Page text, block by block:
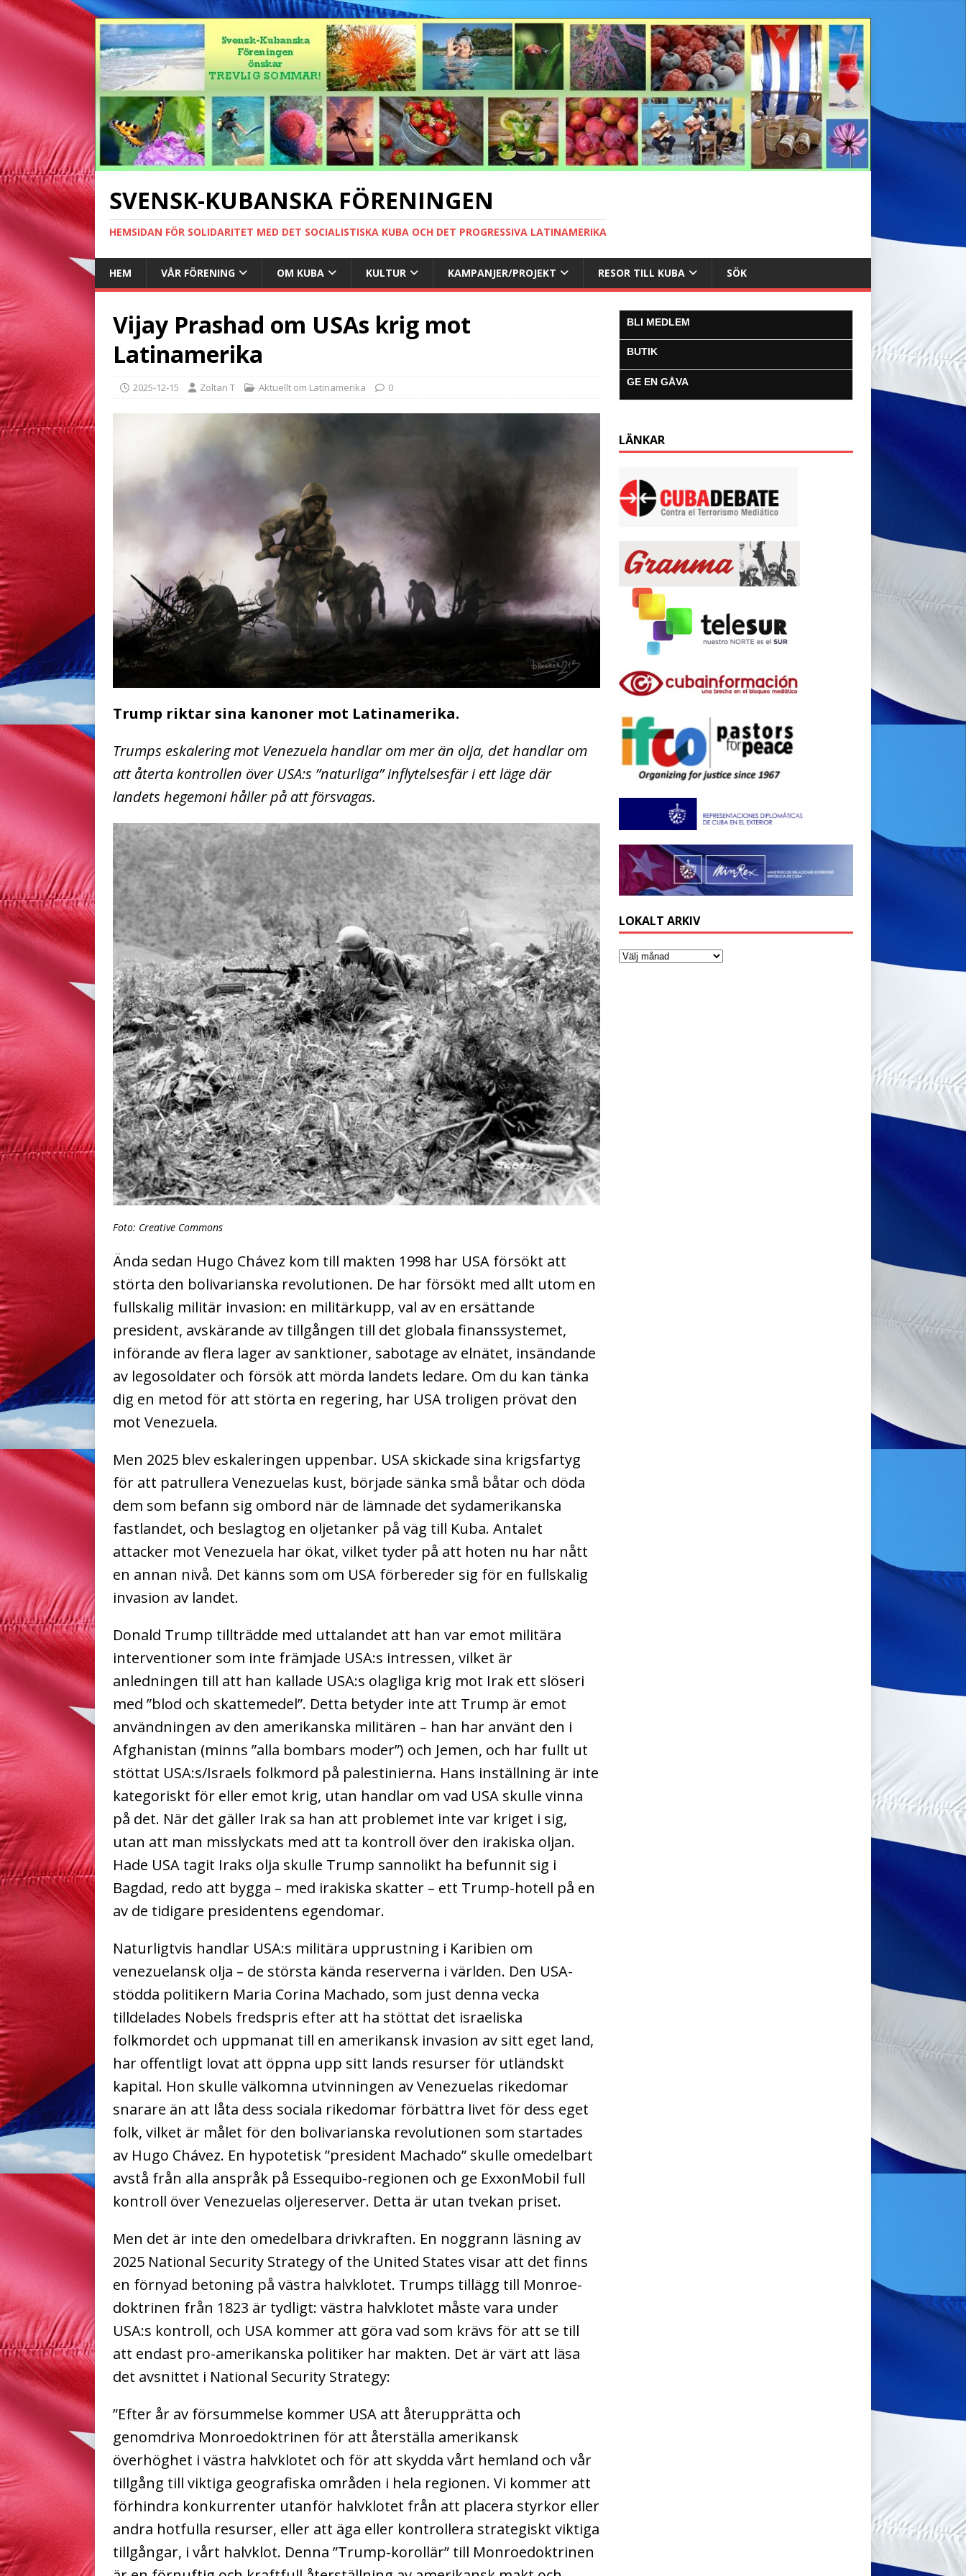
SVENSK-KUBANSKA FÖRENINGEN
HEMSIDAN FÖR SOLIDARITET MED DET SOCIALISTISKA KUBA OCH DET PROGRESSIVA LATINAMERIKA
HEM VÅR FÖRENING OM KUBA KULTUR KAMPANJER/PROJEKT RESOR TILL KUBA SÖK
Vijay Prashad om USAs krig mot
Latinamerika
2025-12-15 Zoltan T Aktuellt om Latinamerika 0
Trump riktar sina kanoner mot Latinamerika.
Trumps eskalering mot Venezuela handlar om mer än olja, det handlar om
att återta kontrollen över USA:s ”naturliga” inflytelsesfär i ett läge där
landets hegemoni håller på att försvagas.
Foto: Creative Commons
Ända sedan Hugo Chávez kom till makten 1998 har USA försökt att
störta den bolivarianska revolutionen. De har försökt med allt utom en
fullskalig militär invasion: en militärkupp, val av en ersättande
president, avskärande av tillgången till det globala finanssystemet,
införande av flera lager av sanktioner, sabotage av elnätet, insändande
av legosoldater och försök att mörda landets ledare. Om du kan tänka
dig en metod för att störta en regering, har USA troligen prövat den
mot Venezuela.
Men 2025 blev eskaleringen uppenbar. USA skickade sina krigsfartyg
för att patrullera Venezuelas kust, började sänka små båtar och döda
dem som befann sig ombord när de lämnade det sydamerikanska
fastlandet, och beslagtog en oljetanker på väg till Kuba. Antalet
attacker mot Venezuela har ökat, vilket tyder på att hoten nu har nått
en annan nivå. Det känns som om USA förbereder sig för en fullskalig
invasion av landet.
Donald Trump tillträdde med uttalandet att han var emot militära
interventioner som inte främjade USA:s intressen, vilket är
anledningen till att han kallade USA:s olagliga krig mot Irak ett slöseri
med ”blod och skattemedel”. Detta betyder inte att Trump är emot
användningen av den amerikanska militären – han har använt den i
Afghanistan (minns ”alla bombars moder”) och Jemen, och har fullt ut
stöttat USA:s/Israels folkmord på palestinierna. Hans inställning är inte
kategoriskt för eller emot krig, utan handlar om vad USA skulle vinna
på det. När det gäller Irak sa han att problemet inte var kriget i sig,
utan att man misslyckats med att ta kontroll över den irakiska oljan.
Hade USA tagit Iraks olja skulle Trump sannolikt ha befunnit sig i
Bagdad, redo att bygga – med irakiska skatter – ett Trump-hotell på en
av de tidigare presidentens egendomar.
Naturligtvis handlar USA:s militära upprustning i Karibien om
venezuelansk olja – de största kända reserverna i världen. Den USA-
stödda politikern Maria Corina Machado, som just denna vecka
tilldelades Nobels fredspris efter att ha stöttat det israeliska
folkmordet och uppmanat till en amerikansk invasion av sitt eget land,
har offentligt lovat att öppna upp sitt lands resurser för utländskt
kapital. Hon skulle välkomna utvinningen av Venezuelas rikedomar
snarare än att låta dess sociala rikedomar förbättra livet för dess eget
folk, vilket är målet för den bolivarianska revolutionen som startades
av Hugo Chávez. En hypotetisk ”president Machado” skulle omedelbart
avstå från alla anspråk på Essequibo-regionen och ge ExxonMobil full
kontroll över Venezuelas oljereserver. Detta är utan tvekan priset.
Men det är inte den omedelbara drivkraften. En noggrann läsning av
2025 National Security Strategy of the United States visar att det finns
en förnyad betoning på västra halvklotet. Trumps tillägg till Monroe-
doktrinen från 1823 är tydligt: västra halvklotet måste vara under
USA:s kontroll, och USA kommer att göra vad som krävs för att se till
att endast pro-amerikanska politiker har makten. Det är värt att läsa
det avsnittet i National Security Strategy:
”Efter år av försummelse kommer USA att återupprätta och
genomdriva Monroedoktrinen för att återställa amerikansk
överhöghet i västra halvklotet och för att skydda vårt hemland och vår
tillgång till viktiga geografiska områden i hela regionen. Vi kommer att
förhindra konkurrenter utanför halvklotet från att placera styrkor eller
andra hotfulla resurser, eller att äga eller kontrollera strategiskt viktiga
tillgångar, i vårt halvklot. Denna ”Trump-korollär” till Monroedoktrinen
BLI MEDLEM
BUTIK
GE EN GÅVA
LÄNKAR
LOKALT ARKIV